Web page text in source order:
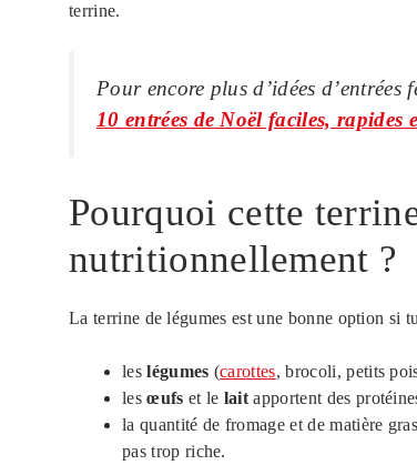
terrine.
Pour encore plus d’idées d’entrées
10 entrées de Noël faciles, rapides
Pourquoi cette
nutritionnellement ?
La terrine de légumes est une bonne option si
leslégumes (carottes, brocoli, petits
lesœufs et le lait apportent des
la quantité de fromage et de matière
pas trop riche.